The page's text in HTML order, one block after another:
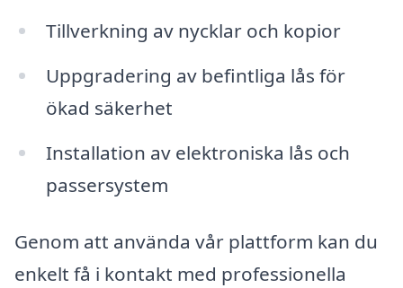
Tillverkning av nycklar och kopior
Uppgradering av befintliga lås för
ökad säkerhet
Installation av elektroniska lås och
passersystem
Genom att använda vår plattform kan du
enkelt få i kontakt med professionella